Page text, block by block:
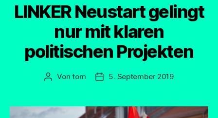
LINKER Neustart gelingt
nur mit klaren
politischen Projekten
Beitragsautor
Vontom Beitragsdatum
5. September 2019